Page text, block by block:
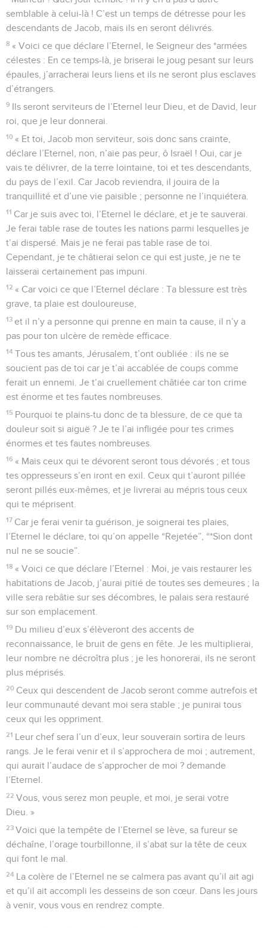
semblable à celui-là ! C’est un temps de détresse pour les
descendants de Jacob, mais ils en seront délivrés.
8 « Voici ce que déclare l’Eternel, le Seigneur des *armées
célestes : En ce temps-là, je briserai le joug pesant sur leurs
épaules, j’arracherai leurs liens et ils ne seront plus esclaves
d’étrangers.
9 Ils seront serviteurs de l’Eternel leur Dieu, et de David, leur
roi, que je leur donnerai.
10 « Et toi, Jacob mon serviteur, sois donc sans crainte,
déclare l’Eternel, non, n’aie pas peur, ô Israël ! Oui, car je
vais te délivrer, de la terre lointaine, toi et tes descendants,
du pays de l’exil. Car Jacob reviendra, il jouira de la
tranquillité et d’une vie paisible ; personne ne l’inquiétera.
11 Car je suis avec toi, l’Eternel le déclare, et je te sauverai.
Je ferai table rase de toutes les nations parmi lesquelles je
t’ai dispersé. Mais je ne ferai pas table rase de toi.
Cependant, je te châtierai selon ce qui est juste, je ne te
laisserai certainement pas impuni.
12 « Car voici ce que l’Eternel déclare : Ta blessure est très
grave, ta plaie est douloureuse,
13 et il n’y a personne qui prenne en main ta cause, il n’y a
pas pour ton ulcère de remède efficace.
14 Tous tes amants, Jérusalem, t’ont oubliée : ils ne se
soucient pas de toi car je t’ai accablée de coups comme
ferait un ennemi. Je t’ai cruellement châtiée car ton crime
est énorme et tes fautes nombreuses.
15 Pourquoi te plains-tu donc de ta blessure, de ce que ta
douleur soit si aiguë ? Je te l’ai infligée pour tes crimes
énormes et tes fautes nombreuses.
16 « Mais ceux qui te dévorent seront tous dévorés ; et tous
tes oppresseurs s’en iront en exil. Ceux qui t’auront pillée
seront pillés eux-mêmes, et je livrerai au mépris tous ceux
qui te méprisent.
17 Car je ferai venir ta guérison, je soignerai tes plaies,
l’Eternel le déclare, toi qu’on appelle “Rejetée”, “*Sion dont
nul ne se soucie”.
18 « Voici ce que déclare l’Eternel : Moi, je vais restaurer les
habitations de Jacob, j’aurai pitié de toutes ses demeures ; la
ville sera rebâtie sur ses décombres, le palais sera restauré
sur son emplacement.
19 Du milieu d’eux s’élèveront des accents de
reconnaissance, le bruit de gens en fête. Je les multiplierai,
leur nombre ne décroîtra plus ; je les honorerai, ils ne seront
plus méprisés.
20 Ceux qui descendent de Jacob seront comme autrefois et
leur communauté devant moi sera stable ; je punirai tous
ceux qui les oppriment.
21 Leur chef sera l’un d’eux, leur souverain sortira de leurs
rangs. Je le ferai venir et il s’approchera de moi ; autrement,
qui aurait l’audace de s’approcher de moi ? demande
l’Eternel.
22 Vous, vous serez mon peuple, et moi, je serai votre
Dieu. »
23 Voici que la tempête de l’Eternel se lève, sa fureur se
déchaîne, l’orage tourbillonne, il s’abat sur la tête de ceux
qui font le mal.
24 La colère de l’Eternel ne se calmera pas avant qu’il ait agi
et qu’il ait accompli les desseins de son cœur. Dans les jours
à venir, vous vous en rendrez compte.